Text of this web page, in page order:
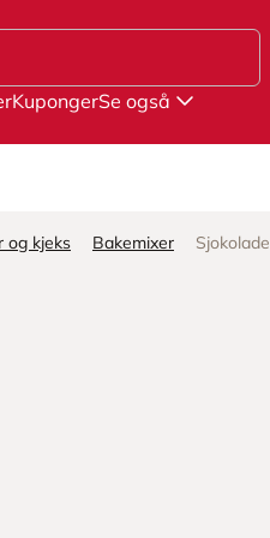
KupongerSe også
og kjeks Bakemixer